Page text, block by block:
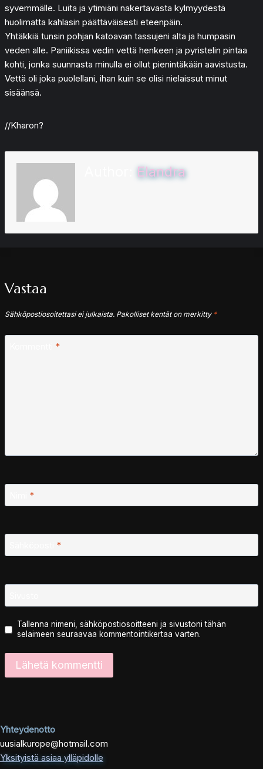
syvemmälle. Luita ja ytimiäni nakertavasta kylmyydestä
huolimatta kahlasin päättäväisesti eteenpäin.
Yhtäkkiä tunsin pohjan katoavan tassujeni alta ja humpasin
veden alle. Paniikissa vedin vettä henkeen ja pyristelin pintaa
kohti, jonka suunnasta minulla ei ollut pienintäkään aavistusta.
Vettä oli joka puolellani, ihan kuin se olisi nielaissut minut
sisäänsä.
//Kharon?
Elandra
Vastaa
Sähköpostiosoitettasi ei julkaista. Pakolliset kentät on merkitty *
*
*
*
Tallenna nimeni, sähköpostiosoitteeni ja sivustoni tähän
selaimeen seuraavaa kommentointikertaa varten.
Yhteydenotto
uusialkurope@hotmail.com
Yksityistä asiaa ylläpidolle